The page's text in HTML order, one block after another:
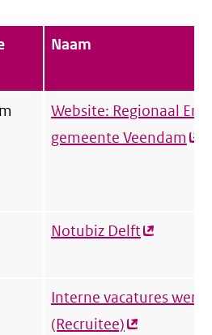
Naam
Website: Regionaal
gemeente Veendam
Notubiz Delft(externe
Interne vacatures
(Recruitee)(externe